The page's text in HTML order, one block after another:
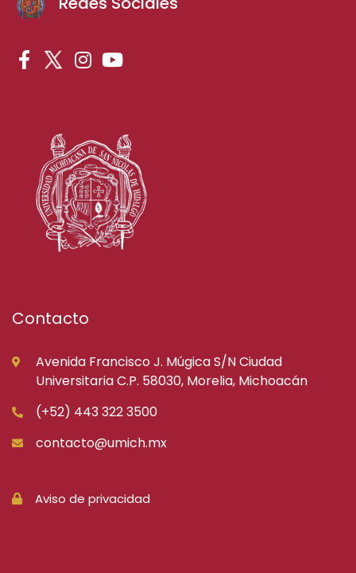
Contacto
Avenida Francisco J. Múgica S/N Ciudad
Universitaria C.P. 58030, Morelia, Michoacán
(+52) 443 322 3500
contacto@umich.mx
Aviso de privacidad